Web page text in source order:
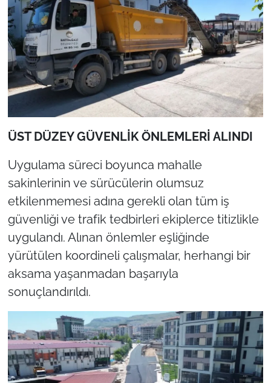
ÜST DÜZEY GÜVENLİK ÖNLEMLERİ ALINDI
Uygulama süreci boyunca mahalle
sakinlerinin ve sürücülerin olumsuz
etkilenmemesi adına gerekli olan tüm iş
güvenliği ve trafik tedbirleri ekiplerce titizlikle
uygulandı. Alınan önlemler eşliğinde
yürütülen koordineli çalışmalar, herhangi bir
aksama yaşanmadan başarıyla
sonuçlandırıldı.